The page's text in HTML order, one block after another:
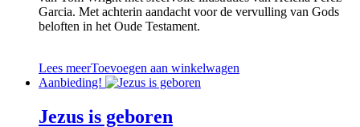
Garcia. Met achterin aandacht voor de vervulling van Gods
beloften in het Oude Testament.
Lees meerToevoegen aan winkelwagen
Aanbieding!
Jezus is geboren